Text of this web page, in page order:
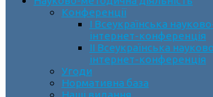
Конференції
І Всеукраїнська
інтернет-конференція
ІІ Всеукраїнська
інтернет-конференція
Угоди
Нормативна база
Наші видання